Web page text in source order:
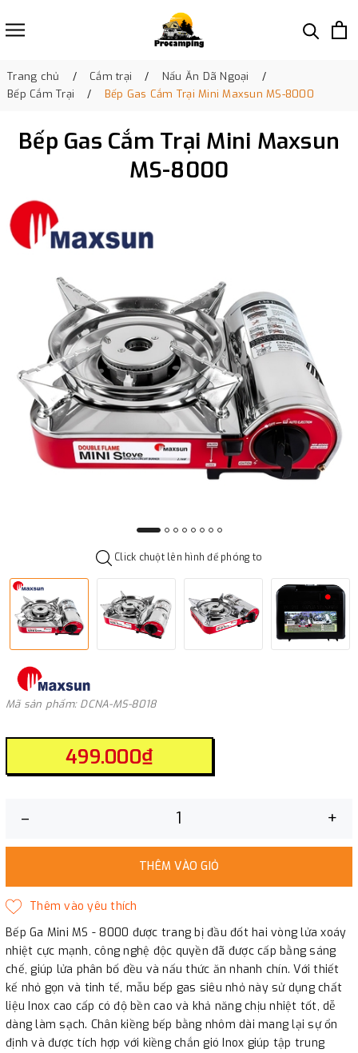
Trang chủ Cắm trại
Nấu Ăn Dã Ngoại
Bếp Cắm Trại
Bếp Gas Cắm Trại Mini Maxsun MS-8000
Bếp Gas Cắm Trại Mini Maxsun
MS-8000
Click chuột lên hình để phóng to
Mã sản phẩm: DCNA-MS-8018
499.000₫
– +
THÊM VÀO GIỎ
Bếp Ga Mini MS - 8000 được trang bị đầu đốt hai vòng lửa xoáy
nhiệt cực mạnh, công nghệ độc quyền đã được cấp bằng sáng
chế, giúp lửa phân bố đều và nấu thức ăn nhanh chín. Với thiết
kế nhỏ gọn và tinh tế, mẫu bếp gas siêu nhỏ này sử dụng chất
liệu Inox cao cấp có độ bền cao và khả năng chịu nhiệt tốt, dễ
dàng làm sạch. Chân kiềng bếp bằng nhôm dài mang lại sự ổn
định và được tích hợp với kiềng chắn gió Inox giúp tập trung